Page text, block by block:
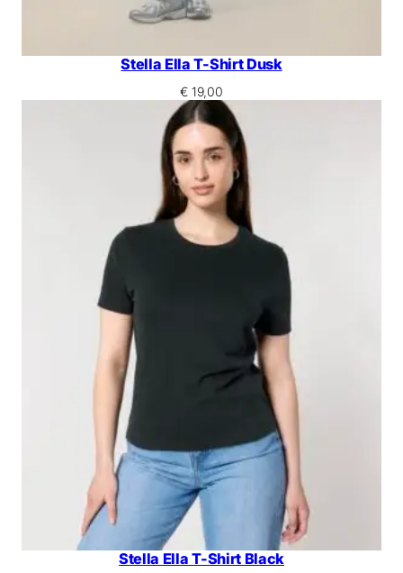
Stella Ella T-Shirt Dusk
€19,00
Stella Ella T-Shirt Black